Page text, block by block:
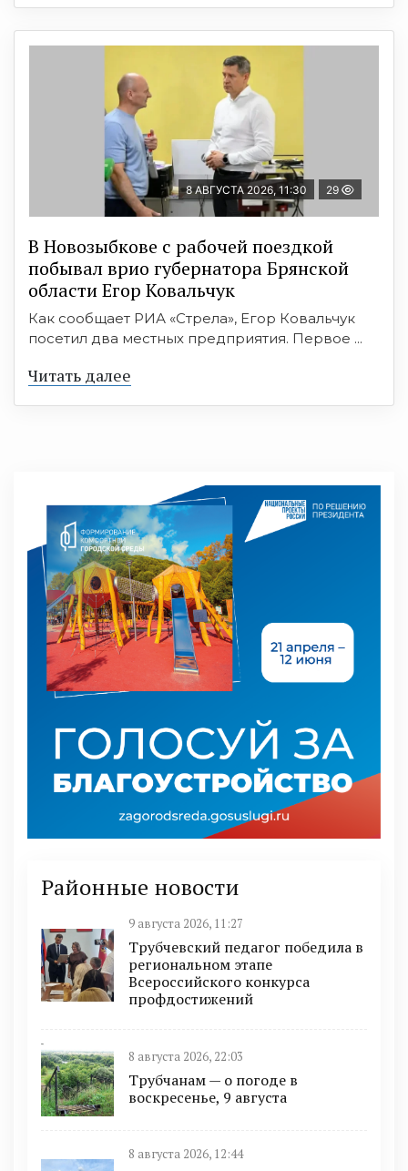
8 АВГУСТА 2026, 11:30 29
В Новозыбкове с рабочей поездкой
побывал врио губернатора Брянской
области Егор Ковальчук
Как сообщает РИА «Стрела», Егор Ковальчук
посетил два местных предприятия. Первое ...
Читать далее
Районные новости
9 августа 2026, 11:27
Трубчевский педагог победила в
региональном этапе
Всероссийского конкурса
профдостижений
8 августа 2026, 22:03
Трубчанам — о погоде в
воскресенье, 9 августа
8 августа 2026, 12:44